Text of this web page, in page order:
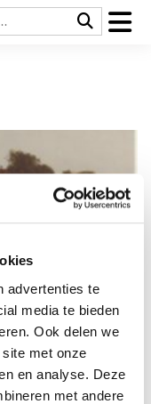
advertenties te
media te bieden
Ook delen we
met onze
en analyse. Deze
met andere
één van de
was het
Nu is het een
minicamping